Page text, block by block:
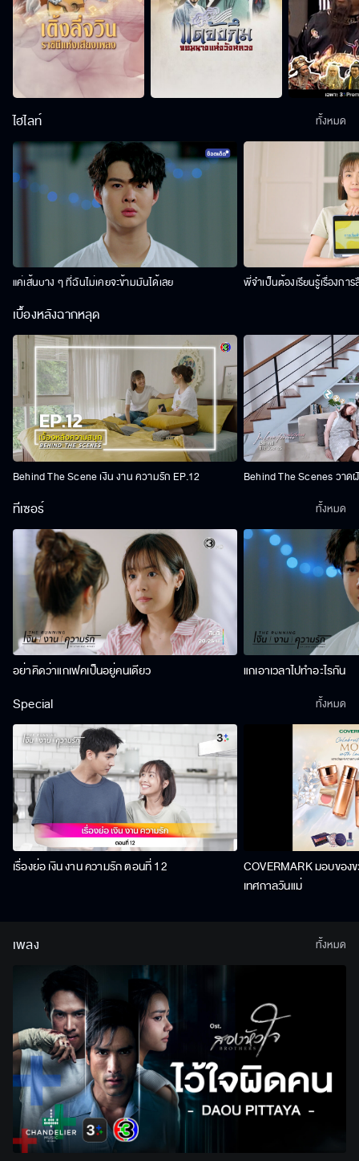
ไฮไลท์
แค่เส้นบาง ๆ ที่ฉันไม่เคยจะข้ามมันได้เลย พี่จำเป็นต้องเรียนรู้เรื่องการ
ทั้งหมด
เบื้องหลังฉากหลุด
Behind The Scene เงิน งาน ความรัก EP.12 Behind The Scenes วาด
ทีเซอร์
อย่าคิดว่าแกเฟคเป็นอยู่คนเดียว แกเอาเวลาไปทำอะไรกัน
ทั้งหมด
Special
เรื่องย่อ เงิน งาน ความรัก ตอนที่ 12
COVERMARK มอบขอ
เทศกาลวันแม่
ทั้งหมด
เพลง ทั้งหมด